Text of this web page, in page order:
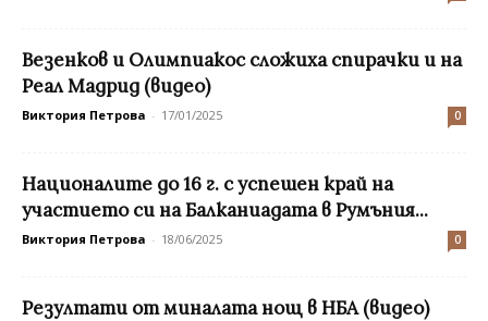
Везенков и Олимпиакос сложиха спирачки и на
Реал Мадрид (видео)
Виктория Петрова - 17/01/2025 0
Националите до 16 г. с успешен край на
участието си на Балканиадата в Румъния...
Виктория Петрова - 18/06/2025 0
Резултати от миналата нощ в НБА (видео)